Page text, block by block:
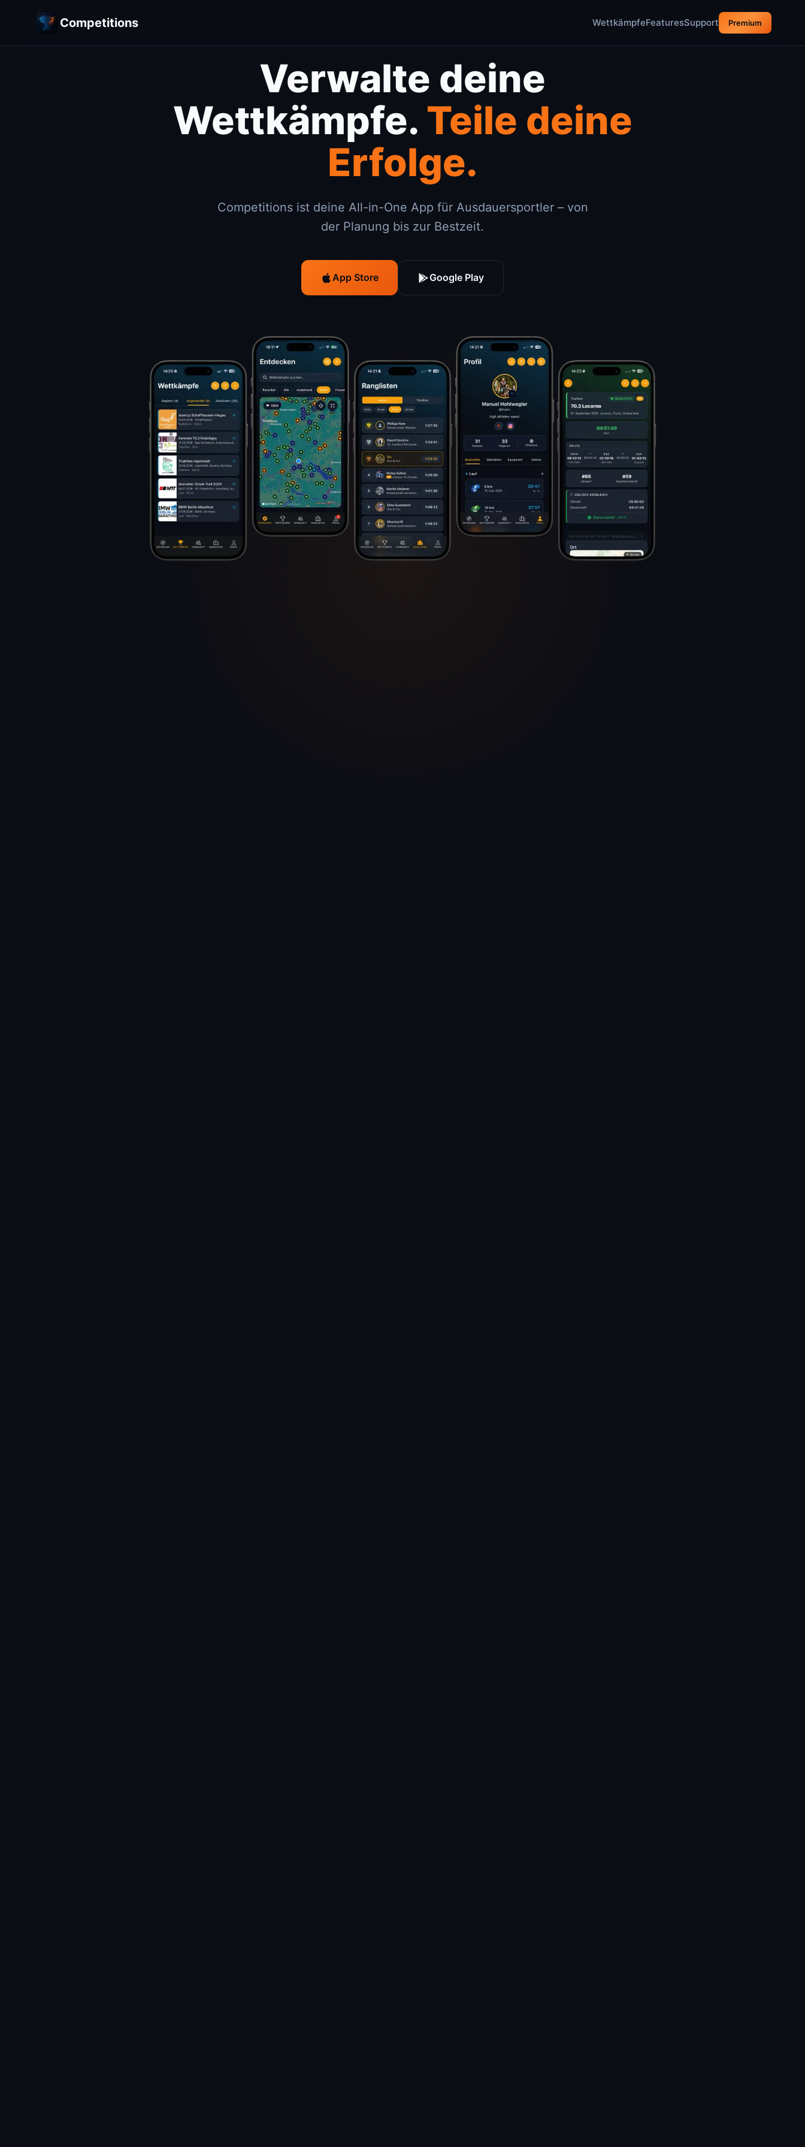
Competitions WettkämpfeFeaturesSupport Premium
Verwalte deine
Wettkämpfe. Teile deine
Erfolge.
Competitions ist deine All-in-One App für Ausdauersportler – von
der Planung bis zur Bestzeit.
App Store Google Play